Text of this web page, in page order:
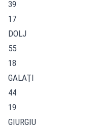
39
17
DOLJ
55
18
GALAŢI
44
19
GIURGIU